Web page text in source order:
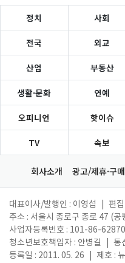
정치 사회
전국 외교
산업 부동산
생활·문화 연예
오피니언 핫이슈
TV 속보
회사소개 광고/제휴·구
대표이사/발행인 : 이영섭 편
주소 : 서울시 종로구 종로 47 (
사업자등록번호 : 101-86-62870
청소년보호책임자 : 안병길
통
등록일 : 2011. 05. 26
제호 :